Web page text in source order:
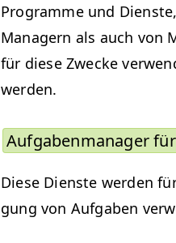
Pro­gramme und
Man­agern als auch von
für diese Zwecke
werden.
Auf­gaben­man­ag­er
Diese Dien­ste wer­den
gung von Auf­gaben